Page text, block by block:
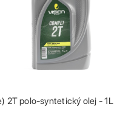
2T polo-syntetický olej - 1L